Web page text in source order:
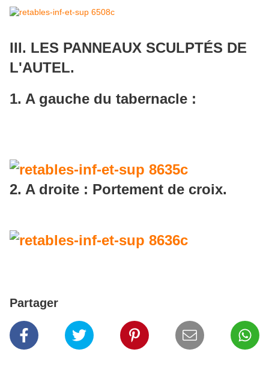
III. LES PANNEAUX SCULPTÉS DE
L'AUTEL.
1. A gauche du tabernacle :
2. A droite : Portement de croix.
Partager